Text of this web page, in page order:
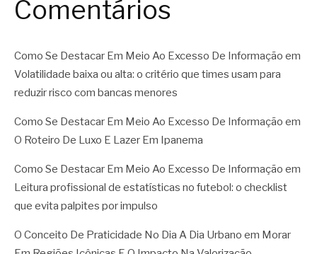
Comentários
Como Se Destacar Em Meio Ao Excesso De Informação em
Volatilidade baixa ou alta: o critério que times usam para
reduzir risco com bancas menores
Como Se Destacar Em Meio Ao Excesso De Informação em
O Roteiro De Luxo E Lazer Em Ipanema
Como Se Destacar Em Meio Ao Excesso De Informação em
Leitura profissional de estatísticas no futebol: o checklist
que evita palpites por impulso
O Conceito De Praticidade No Dia A Dia Urbano em Morar